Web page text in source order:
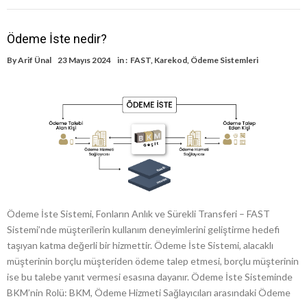
Ödeme İste nedir?
ByArif Ünal 23 Mayıs 2024 in : FAST, Karekod, Ödeme Sistemleri
Ödeme İste Sistemi, Fonların Anlık ve Sürekli Transferi – FAST
Sistemi’nde müşterilerin kullanım deneyimlerini geliştirme hedefi
taşıyan katma değerli bir hizmettir. Ödeme İste Sistemi, alacaklı
müşterinin borçlu müşteriden ödeme talep etmesi, borçlu müşterinin
ise bu talebe yanıt vermesi esasına dayanır. Ödeme İste Sisteminde
BKM’nin Rolü: BKM, Ödeme Hizmeti Sağlayıcıları arasındaki Ödeme